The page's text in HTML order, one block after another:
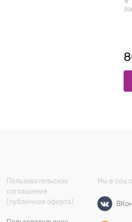
Пользовательское
соглашение
(публичная оферта)
Мы в соц